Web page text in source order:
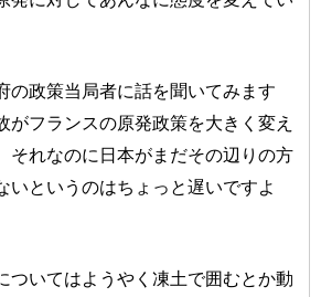
の政策当局者に話を聞いてみます
がフランスの原発政策を大きく変え
それなのに日本がまだその辺りの方
いというのはちょっと遅いですよ
ついてはようやく凍土で囲むとか動